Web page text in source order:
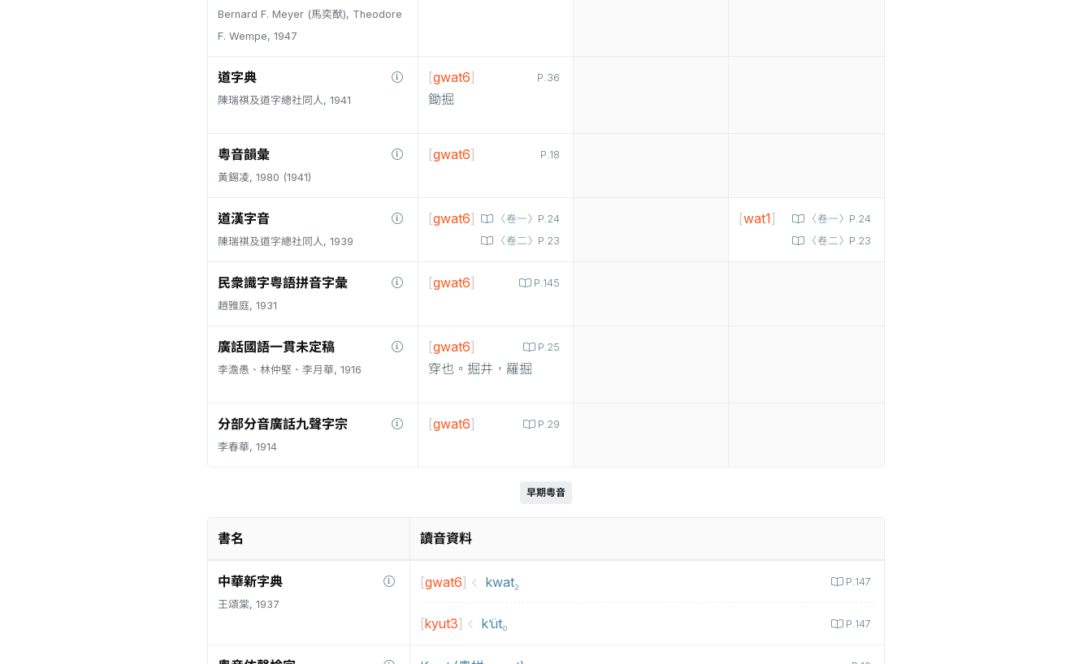
Bernard F. Meyer (馬奕猷), Theodore
F. Wempe, 1947
道字典
陳瑞祺及道字總社同人, 1941
P.36
[gwat6]
鋤掘
粵音韻彙
黃錫凌, 1980 (1941)
P.18
[gwat6]
道漢字音
陳瑞祺及道字總社同人, 1939
〈卷一〉P.24
〈卷二〉P.23
[gwat6]
〈卷一〉P.24
〈卷二〉P.23
[wat1]
民衆識字粤語拼音字彙
趙雅庭, 1931
P.145
[gwat6]
廣話國語一貫未定稿
李澹愚、林仲堅、李月華, 1916
P.25
[gwat6]
穿也。掘井，羅掘
分部分音廣話九聲字宗
李春華, 1914
P.29
[gwat6]
早期粵音
書名 讀音資料
中華新字典
王頌棠, 1937
P.147
[gwat6] kwat꜇
P.147
[kyut3] k’üt⸰